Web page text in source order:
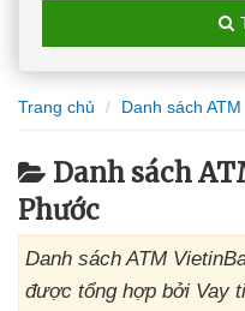
Trang chủ Danh sách ATM
Danh sách
Phước
Danh sách ATM
được tổng hợp bởi Vay